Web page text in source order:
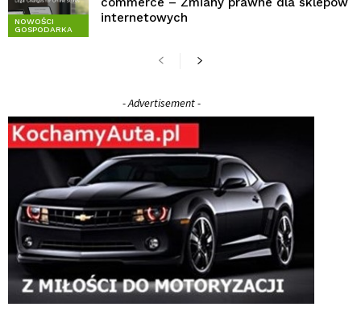
NOWOŚCI
GOSPODARKA
internetowych
- Advertisement -